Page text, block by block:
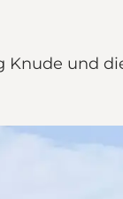
Knude und